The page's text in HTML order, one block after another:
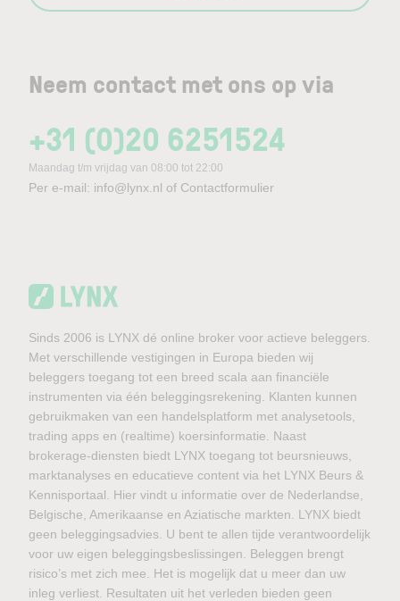
Neem contact met ons op via
+31 (0)20 6251524
Maandag t/m vrijdag van 08:00 tot 22:00
Per e-mail: info@lynx.nl of Contactformulier
Sinds 2006 is LYNX dé online broker voor actieve beleggers.
Met verschillende vestigingen in Europa bieden wij
beleggers toegang tot een breed scala aan financiële
instrumenten via één beleggingsrekening. Klanten kunnen
gebruikmaken van een handelsplatform met analysetools,
trading apps en (realtime) koersinformatie. Naast
brokerage-diensten biedt LYNX toegang tot beursnieuws,
marktanalyses en educatieve content via het LYNX Beurs &
Kennisportaal. Hier vindt u informatie over de Nederlandse,
Belgische, Amerikaanse en Aziatische markten. LYNX biedt
geen beleggingsadvies. U bent te allen tijde verantwoordelijk
voor uw eigen beleggingsbeslissingen. Beleggen brengt
risico’s met zich mee. Het is mogelijk dat u meer dan uw
inleg verliest. Resultaten uit het verleden bieden geen